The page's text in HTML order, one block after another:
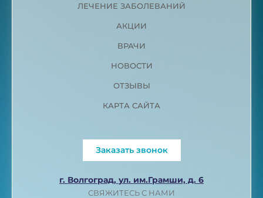
ЛЕЧЕНИЕ ЗАБОЛЕВАНИЙ
АКЦИИ
ВРАЧИ
НОВОСТИ
ОТЗЫВЫ
КАРТА САЙТА
Заказать звонок
г. Волгоград, ул. им.Грамши, д. 6
СВЯЖИТЕСЬ С НАМИ